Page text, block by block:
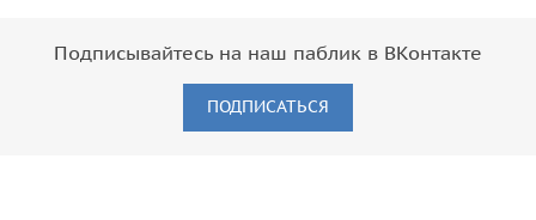
Подписывайтесь на наш паблик в ВКонтакте
ПОДПИСАТЬСЯ